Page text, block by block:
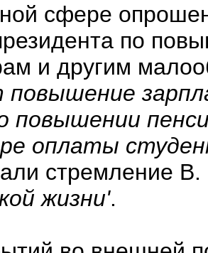
сфере
по
и другим
повышение
повышении
оплаты
стремление
жизни'.